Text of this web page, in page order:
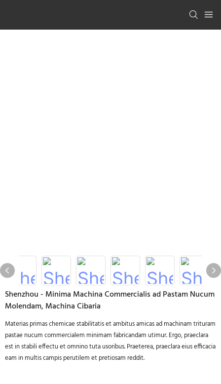
Shenzhou - Minima Machina Commercialis ad Pastam Nucum
Molendam, Machina Cibaria
Materias primas chemicae stabilitatis et ambitus amicas ad machinam trituram
pastae nucum commercialem minimam fabricandam utimur. Ergo, praeclara
est in stabili effectu et omnino tuta usoribus. Praeterea, praeclara eius efficacia
eam in multis campis perutilem et pretiosam reddit.